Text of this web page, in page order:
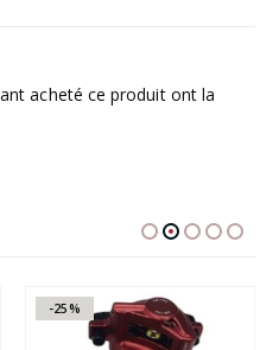
acheté ce produit ont la
-25%